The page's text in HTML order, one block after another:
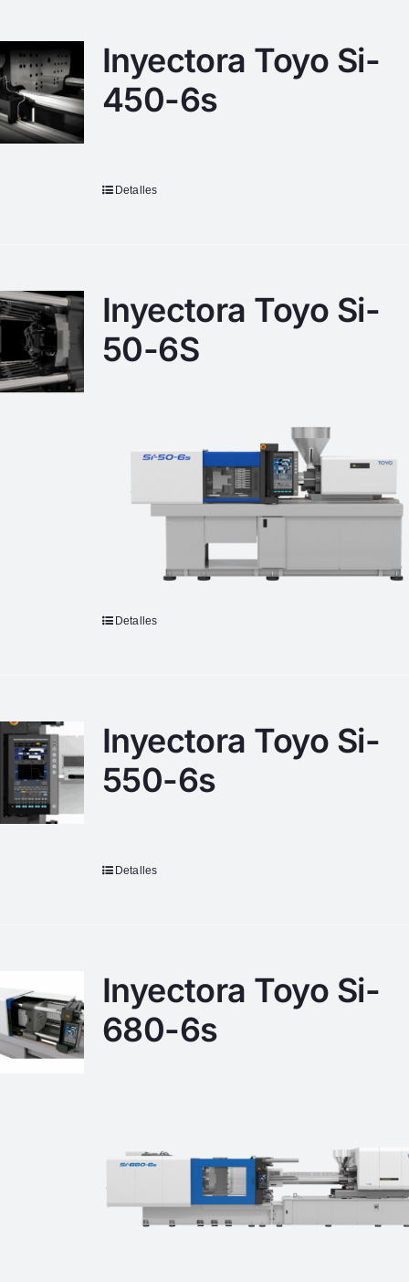
Inyectora Toyo Si-
450-6s
Detalles
Inyectora Toyo Si-
50-6S
Detalles
Inyectora Toyo Si-
550-6s
Detalles
Inyectora Toyo Si-
680-6s